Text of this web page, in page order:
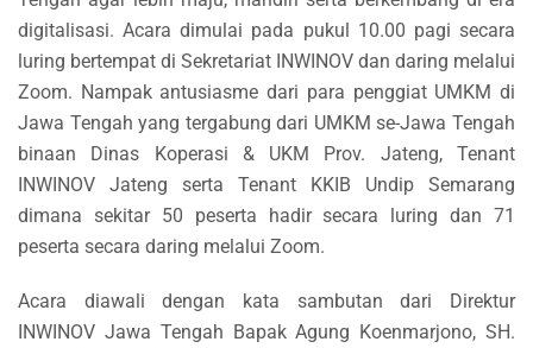
digitalisasi. Acara dimulai pada pukul 10.00 pagi secara
luring bertempat di Sekretariat INWINOV dan daring melalui
Zoom. Nampak antusiasme dari para penggiat UMKM di
Jawa Tengah yang tergabung dari UMKM se-Jawa Tengah
binaan Dinas Koperasi & UKM Prov. Jateng, Tenant
INWINOV Jateng serta Tenant KKIB Undip Semarang
dimana sekitar 50 peserta hadir secara luring dan 71
peserta secara daring melalui Zoom.
Acara diawali dengan kata sambutan dari Direktur
INWINOV Jawa Tengah Bapak Agung Koenmarjono, SH.